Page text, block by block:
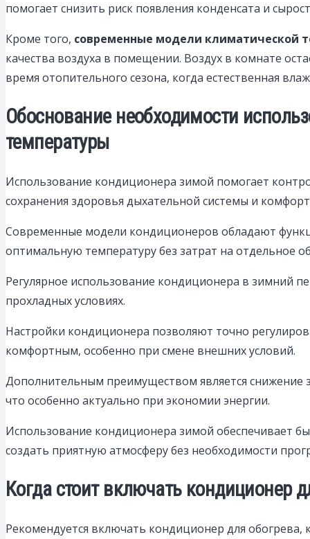
помогает снизить риск появления конденсата и
Кроме того, современные модели климатической
качества воздуха в помещении. Воздух в комнате
время отопительного сезона, когда естественная
Обоснование необходимости
температуры
Использование кондиционера зимой помогает
сохранения здоровья дыхательной системы и
Современные модели кондиционеров обладают
оптимальную температуру без затрат на отдельное
Регулярное использование кондиционера в зимний
прохладных условиях.
Настройки кондиционера позволяют точно
комфортным, особенно при смене внешних условий.
Дополнительным преимуществом является снижение
что особенно актуально при экономии энергии.
Использование кондиционера зимой обеспечивает
создать приятную атмосферу без необходимости
Когда стоит включать кондиционер
Рекомендуется включать кондиционер для обогрева,